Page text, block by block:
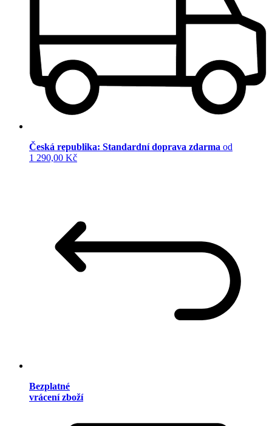
Česká republika: Standardní doprava zdarma od
1 290,00 Kč
Bezplatné
vrácení zboží